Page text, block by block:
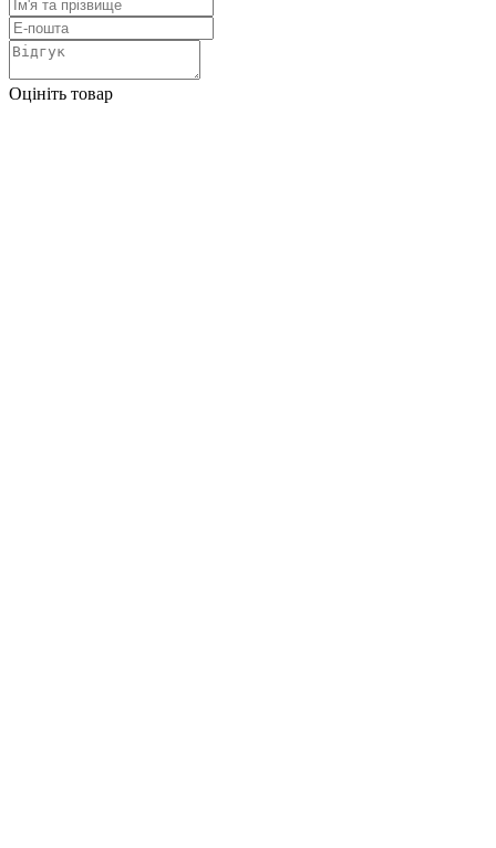
Оцініть товар